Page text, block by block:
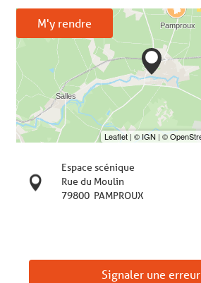
M'y rendre
Espace scénique
Rue du Moulin
79800 PAMPROUX
Signaler une erreur